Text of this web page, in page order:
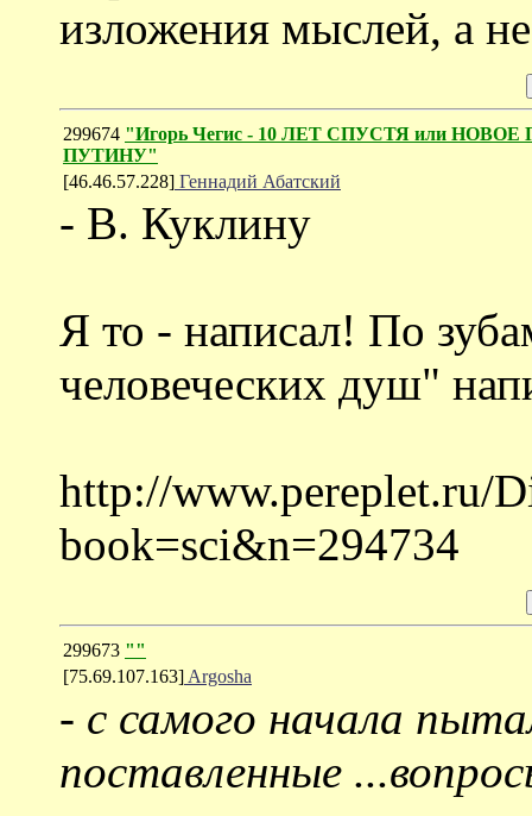
изложения мыслей, а
299674 "Игорь Чегис - 10 ЛЕТ СПУСТЯ или
ПУТИНУ"
[46.46.57.228] Геннадий Абатский
- В. Куклину
Я то - написал! По
человеческих душ"
http://www.pereplet.ru/
book=sci&n=294734
299673 ""
[75.69.107.163] Argosha
- с самого начала
поставленные